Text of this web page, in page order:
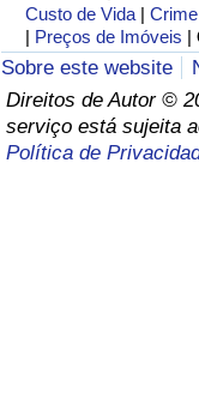
Custo de Vida |Crime
| Preços de Imóveis |
Sobre este website
Direitos de Autor ©
serviço está sujeita
Política de
Indicador de
em Aqaba
Indicador de
Índice de
Crime
Taxa do Indicador